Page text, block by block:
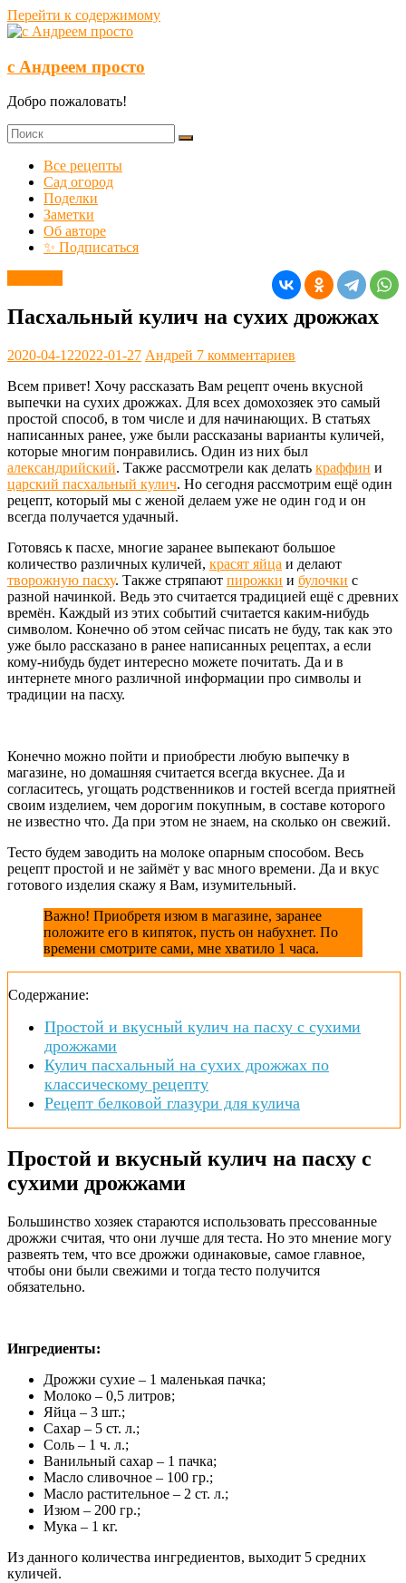
Перейти к содержимому
с Андреем просто
Добро пожаловать!
Все рецепты
Сад огород
Поделки
Заметки
Об авторе
✨ Подписаться
Пасхальный кулич на сухих дрожжах
2020-04-122022-01-27 Андрей 7 комментариев
Всем привет! Хочу рассказать Вам рецепт очень вкусной
выпечки на сухих дрожжах. Для всех домохозяек это самый
простой способ, в том числе и для начинающих. В статьях
написанных ранее, уже были рассказаны варианты куличей,
которые многим понравились. Один из них был
александрийский. Также рассмотрели как делать краффин и
царский пасхальный кулич. Но сегодня рассмотрим ещё один
рецепт, который мы с женой делаем уже не один год и он
всегда получается удачный.
Готовясь к пасхе, многие заранее выпекают большое
количество различных куличей, красят яйца и делают
творожную пасху. Также стряпают пирожки и булочки с
разной начинкой. Ведь это считается традицией ещё с древних
времён. Каждый из этих событий считается каким-нибудь
символом. Конечно об этом сейчас писать не буду, так как это
уже было рассказано в ранее написанных рецептах, а если
кому-нибудь будет интересно можете почитать. Да и в
интернете много различной информации про символы и
традиции на пасху.
Конечно можно пойти и приобрести любую выпечку в
магазине, но домашняя считается всегда вкуснее. Да и
согласитесь, угощать родственников и гостей всегда приятней
своим изделием, чем дорогим покупным, в составе которого
не известно что. Да при этом не знаем, на сколько он свежий.
Тесто будем заводить на молоке опарным способом. Весь
рецепт простой и не займёт у вас много времени. Да и вкус
готового изделия скажу я Вам, изумительный.
Важно! Приобретя изюм в магазине, заранее
положите его в кипяток, пусть он набухнет. По
времени смотрите сами, мне хватило 1 часа.
Содержание:
Простой и вкусный кулич на пасху с сухими
дрожжами
Кулич пасхальный на сухих дрожжах по
классическому рецепту
Рецепт белковой глазури для кулича
Простой и вкусный кулич на пасху с
сухими дрожжами
Большинство хозяек стараются использовать прессованные
дрожжи считая, что они лучше для теста. Но это мнение могу
развеять тем, что все дрожжи одинаковые, самое главное,
чтобы они были свежими и тогда тесто получится
обязательно.
Ингредиенты:
Дрожжи сухие – 1 маленькая пачка;
Молоко – 0,5 литров;
Яйца – 3 шт.;
Сахар – 5 ст. л.;
Соль – 1 ч. л.;
Ванильный сахар – 1 пачка;
Масло сливочное – 100 гр.;
Масло растительное – 2 ст. л.;
Изюм – 200 гр.;
Мука – 1 кг.
Из данного количества ингредиентов, выходит 5 средних
куличей.